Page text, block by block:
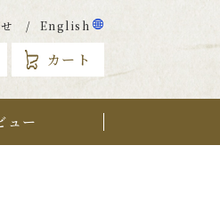
English
カート
ュー